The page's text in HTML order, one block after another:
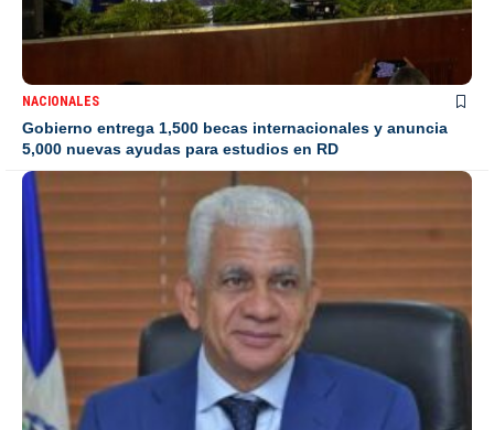
NACIONALES
Gobierno entrega 1,500 becas internacionales y anuncia
5,000 nuevas ayudas para estudios en RD